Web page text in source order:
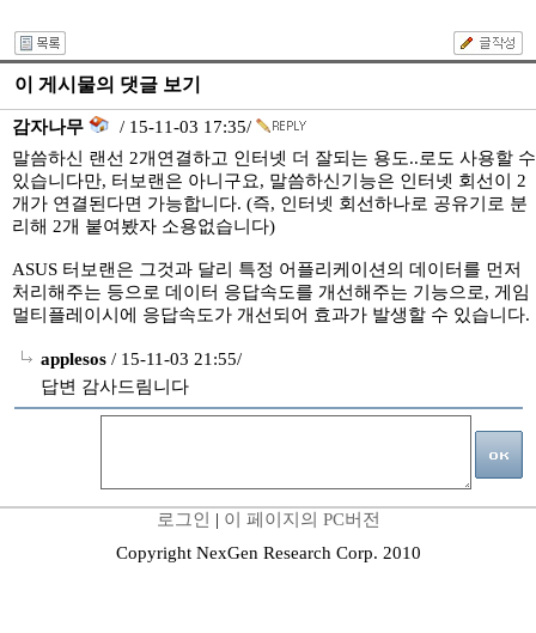
이 게시물의 댓글 보기
감자나무
/ 15-11-03 17:35/
말씀하신 랜선 2개연결하고 인터넷 더 잘되는 용도..로도 사용할 수
있습니다만, 터보랜은 아니구요, 말씀하신기능은 인터넷 회선이 2
개가 연결된다면 가능합니다. (즉, 인터넷 회선하나로 공유기로 분
리해 2개 붙여봤자 소용없습니다)
ASUS 터보랜은 그것과 달리 특정 어플리케이션의 데이터를 먼저
처리해주는 등으로 데이터 응답속도를 개선해주는 기능으로, 게임
멀티플레이시에 응답속도가 개선되어 효과가 발생할 수 있습니다.
applesos / 15-11-03 21:55/
답변 감사드림니다
로그인 | 이 페이지의 PC버전
Copyright NexGen Research Corp. 2010